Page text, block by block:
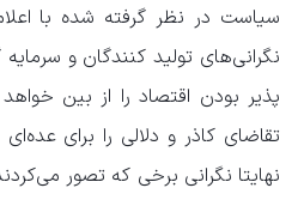
سیاست در نظر گرفته شده با
نگرانی‌های تولید کنندگان و
پذیر بودن اقتصاد را از بین
تقاضای کاذر و دلالی را برای
نهایتا نگرانی برخی که تصور